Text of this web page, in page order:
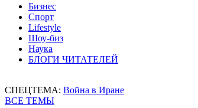
Бизнес
Спорт
Lifestyle
Шоу-биз
Наука
БЛОГИ ЧИТАТЕЛЕЙ
СПЕЦТЕМА: Война в Иране
ВСЕ ТЕМЫ